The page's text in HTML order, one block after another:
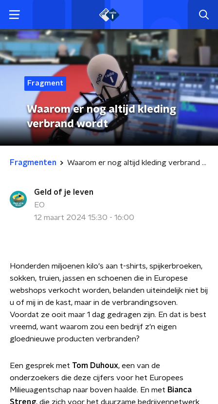
Fragment
Waarom er nog altijd kleding
verbrand wordt
Fragmenten Waarom er nog altijd kleding verbrand wordt
Geld of je leven
EO
12 maart 2024 15:30 - 16:00
Honderden miljoenen kilo's aan t-shirts, spijkerbroeken,
sokken, truien, jassen en schoenen die in Europese
webshops verkocht worden, belanden uiteindelijk niet bij
u of mij in de kast, maar in de verbrandingsoven.
Voordat ze ooit maar 1 dag gedragen zijn. En dat is best
vreemd, want waarom zou een bedrijf z'n eigen
gloednieuwe producten verbranden?
Een gesprek met Tom Duhoux, een van de
onderzoekers die deze cijfers voor het Europees
Milieuagentschap naar boven haalde. En met Bianca
Streng, die zich voor het duurzame bedrijvennetwerk